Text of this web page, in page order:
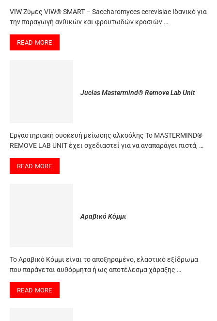
VIW Ζύμες VIW® SMART – Saccharomyces cerevisiae Ιδανικό για
την παραγωγή ανθικών και φρουτωδών κρασιών …
READ MORE
Juclas Mastermind® Remove Lab Unit
Εργαστηριακή συσκευή μείωσης αλκοόλης Το MASTERMIND®
REMOVE LAB UNIT έχει σχεδιαστεί για να αναπαράγει πιστά, …
READ MORE
Αραβικό Κόμμι
Το Αραβικό Κόμμι είναι το αποξηραμένο, ελαστικό εξίδρωμα
που παράγεται αυθόρμητα ή ως αποτέλεσμα χάραξης …
READ MORE